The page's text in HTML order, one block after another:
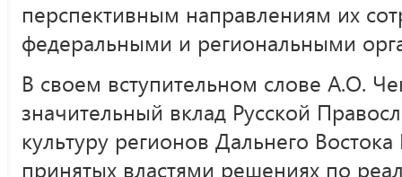
перспективным направлениям их
федеральными и региональными
В своем вступительном слове А.О.
значительный вклад Русской
культуру регионов Дальнего
принятых властями решениях по